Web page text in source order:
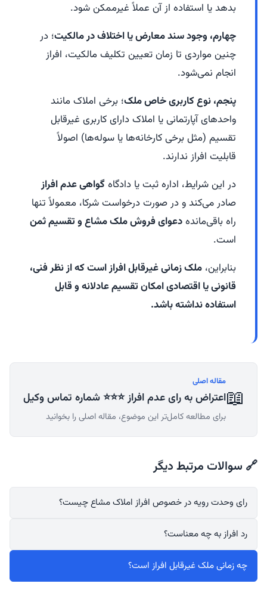
بدهد یا استفاده از آن عملاً غیرممکن شود.
چهارم، وجود سند معارض یا اختلاف در مالکیت؛ در
چنین مواردی تا زمان تعیین تکلیف مالکیت، افراز
انجام نمی‌شود.
پنجم، نوع کاربری خاص ملک؛ برخی املاک مانند
واحدهای آپارتمانی یا املاک دارای کاربری غیرقابل
تقسیم (مثل برخی کارخانه‌ها یا سوله‌ها) اصولاً
قابلیت افراز ندارند.
در این شرایط، اداره ثبت یا دادگاهگواهی عدم افراز
صادر می‌کند و در صورت درخواست شرکا، معمولاً تنها
راه باقی‌ماندهدعوای فروش ملک مشاع و تقسیم ثمن
است.
بنابراین، ملک زمانی غیرقابل افراز است که از نظر فنی،
قانونی یا اقتصادی امکان تقسیم عادلانه و قابل
استفاده نداشته باشد.
📖
مقاله اصلی
اعتراض به رای عدم افراز ⭐⭐⭐ شماره تماس وکیل
برای مطالعه کامل‌تر این موضوع، مقاله اصلی را بخوانید
🔗 سوالات مرتبط دیگر
رای وحدت رویه در خصوص افراز املاک مشاع چیست؟
رد افراز به چه معناست؟
چه زمانی ملک غیرقابل افراز است؟